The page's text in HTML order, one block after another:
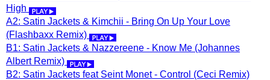
High
A2: Satin Jackets & Kimchii - Bring On Up Your Love
(Flashbaxx Remix)
B1: Satin Jackets & Nazzereene - Know Me (Johannes
Albert Remix)
B2: Satin Jackets feat Seint Monet - Control (Ceci Remix)